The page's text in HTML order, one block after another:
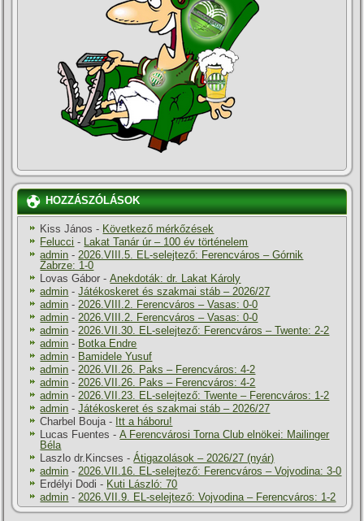
HOZZÁSZÓLÁSOK
Kiss János - Következő mérkőzések
Felucci -
Lakat Tanár úr – 100 év történelem
admin - 2026.VIII.5. EL-selejtező: Ferencváros – Górnik
Zabrze: 1-0
Lovas Gábor -Anekdoták: dr. Lakat Károly
admin -Játékoskeret és szakmai stáb – 2026/27
admin - 2026.VIII.2. Ferencváros – Vasas: 0-0
admin - 2026.VIII.2. Ferencváros – Vasas: 0-0
admin - 2026.VII.30. EL-selejtező: Ferencváros – Twente: 2-2
admin - Botka Endre
admin - Bamidele Yusuf
admin - 2026.VII.26. Paks – Ferencváros: 4-2
admin - 2026.VII.26. Paks – Ferencváros: 4-2
admin - 2026.VII.23. EL-selejtező: Twente – Ferencváros: 1-2
admin -Játékoskeret és szakmai stáb – 2026/27
Charbel Bouja - Itt a háboru!
Lucas Fuentes -A Ferencvárosi Torna Club elnökei: Mailinger
Béla
Laszlo dr.Kincses -Átigazolások – 2026/27 (nyár)
admin - 2026.VII.16. EL-selejtező: Ferencváros – Vojvodina: 3-0
Erdélyi Dodi - Kuti László: 70
admin - 2026.VII.9. EL-selejtező: Vojvodina – Ferencváros: 1-2